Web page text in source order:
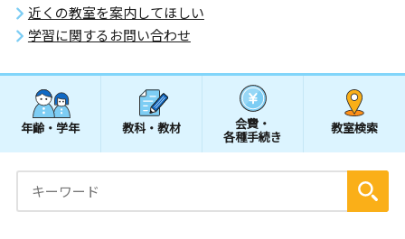
近くの教室を案内してほしい
学習に関するお問い合わせ
年齢・学年 教科・教材 会費・
各種手続き
教室検索